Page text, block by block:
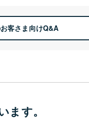
客さま向けQ&A
ます。